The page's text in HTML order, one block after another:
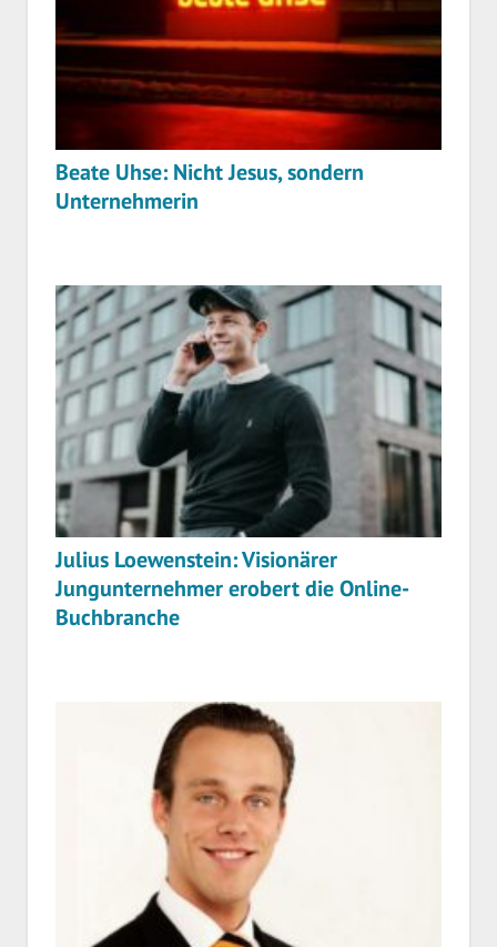
Beate Uhse: Nicht Jesus, sondern
Unternehmerin
Julius Loewenstein: Visionärer
Jungunternehmer erobert die Online-
Buchbranche